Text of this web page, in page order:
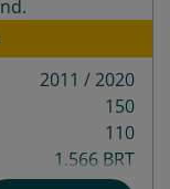
2011 / 2020
150
110
1.566 BRT